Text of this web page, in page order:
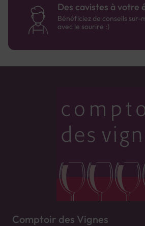
Des cavistes à votre
Bénéficiez de conseils
avec le sourire :)
Comptoir des Vignes